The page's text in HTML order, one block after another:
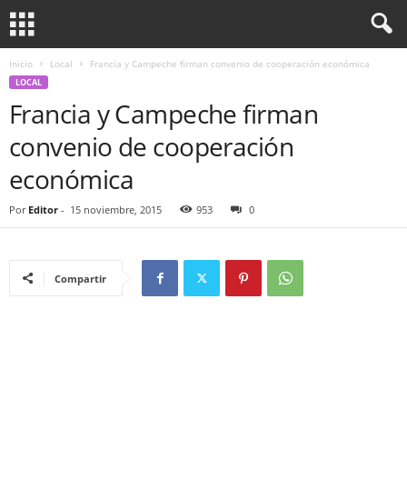
Inicio Local Francia y Campeche firman convenio de cooperación económica
LOCAL
Francia y Campeche firman
convenio de cooperación
económica
Por Editor - 15 noviembre, 2015 953 0
Compartir